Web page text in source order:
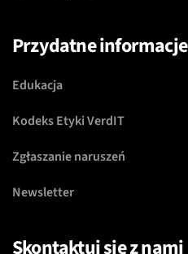
Przydatne informacje
Edukacja
Kodeks Etyki VerdIT
Zgłaszanie naruszeń
Newsletter
Skontaktuj się z nami